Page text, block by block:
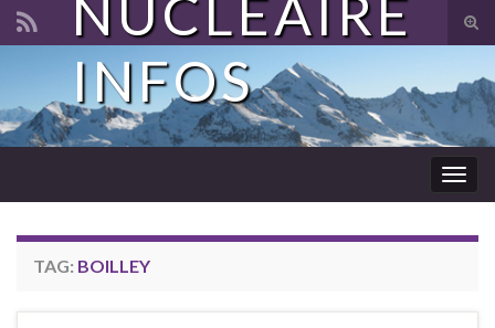
Search for:
NUCLÉAIRE
INFOS
TAG: BOILLEY